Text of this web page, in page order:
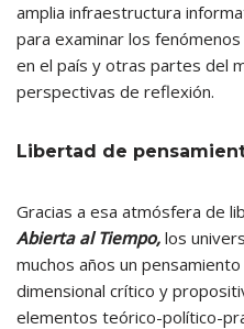
amplia infraestructura
para examinar los
en el país y otras partes del
perspectivas de reflexión.
Libertad de
Gracias a esa atmósfera de
Abierta al Tiempo, los
muchos años un
dimensional crítico y
elementos teórico-político-